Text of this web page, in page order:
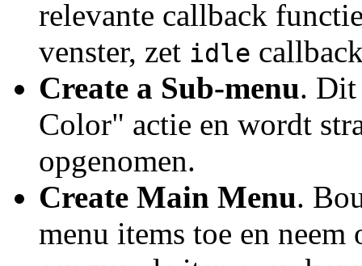
relevante callback
venster, zet idle
Create a Sub-menu. Dit
Color" actie en wordt
opgenomen.
Create Main Menu.
menu items toe en